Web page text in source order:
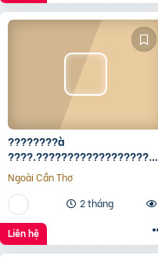
????????à
????.????????????????????,
???????????????? ????
ộ???? ????????ấ????, ????
ó???? ???? ????ặ????
????????ề????
????????????, ????????á
????.???? ????ỷ
Ngoài Cần Thơ
2 tháng
Liên hệ